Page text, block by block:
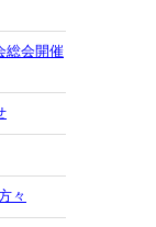
総会開催
々